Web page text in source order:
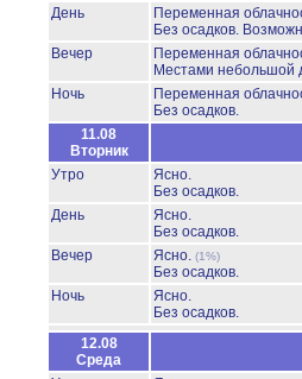
День
Переменная
Без осадков.
Вечер
Переменная
Местами небольшой
Ночь
Переменная
Без осадков.
11.08
Вторник
Утро
Ясно.
Без осадков.
День
Ясно.
Без осадков.
Вечер
Ясно. (1%)
Без осадков.
Ночь
Ясно.
Без осадков.
12.08
Среда